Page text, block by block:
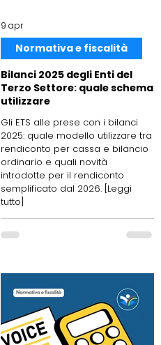
Bilanci 2025 degli Enti del
Terzo Settore: quale schema
utilizzare
Gli ETS alle prese con i bilanci
2025: quale modello utilizzare tra
rendiconto per cassa e bilancio
ordinario e quali novità
introdotte per il rendiconto
semplificato dal 2026. [Leggi
tutto]
Normativa e fiscalità
9 apr